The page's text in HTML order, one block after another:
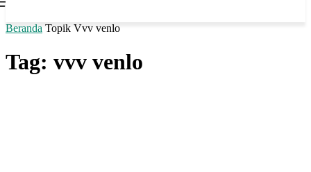
Beranda Topik Vvv venlo
Tag: vvv venlo